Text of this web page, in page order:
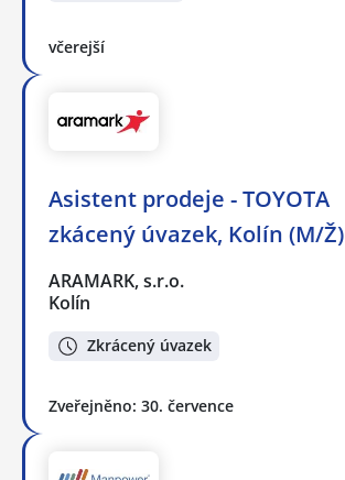
včerejší
Asistent prodeje - TOYOTA
zkácený úvazek, Kolín (M/Ž)
ARAMARK, s.r.o.
Kolín
Zkrácený úvazek
Zveřejněno: 30. července